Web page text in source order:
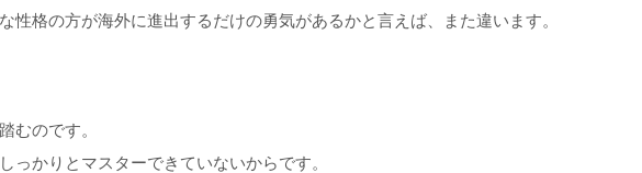
性格の方が海外に進出するだけの勇気があるかと言えば、また違います。
むのです。
っかりとマスターできていないからです。